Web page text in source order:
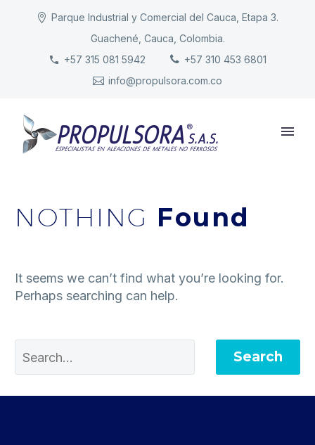
Parque Industrial y Comercial del Cauca, Etapa 3.
Guachené, Cauca, Colombia.
+57 315 081 5942
+57 310 453 6801
info@propulsora.com.co
INICIO
PRODUCTOS
NOTHING Found
It seems we can’t find what you’re looking for.
Perhaps searching can help.
Search